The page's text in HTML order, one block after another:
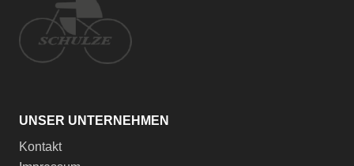
UNSER UNTERNEHMEN
Kontakt